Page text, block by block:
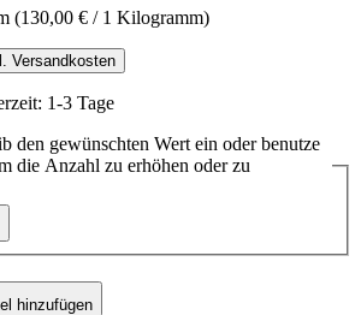
(130,00 € / 1 Kilogramm)
Versandkosten
1-3 Tage
den gewünschten Wert ein oder benutze
die Anzahl zu erhöhen oder zu
hinzufügen